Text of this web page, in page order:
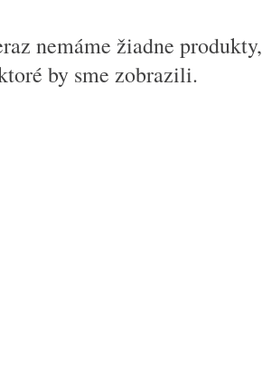
nemáme žiadne produkty,
by sme zobrazili.